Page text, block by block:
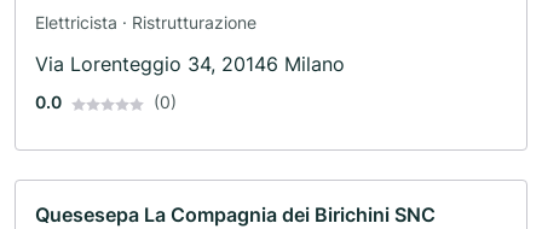
Elettricista · Ristrutturazione
Via Lorenteggio 34, 20146 Milano
0.0 (0)
Quesesepa La Compagnia dei Birichini SNC